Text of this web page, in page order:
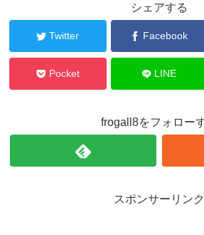
シェアする
Twitter Facebook
Pocket LINE
frogall8をフォロー
スポンサーリンク